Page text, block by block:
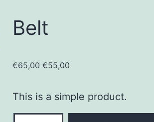
Belt
€65,00 Il
originale
€55,00Il
attuale
è:
This is a simple product.